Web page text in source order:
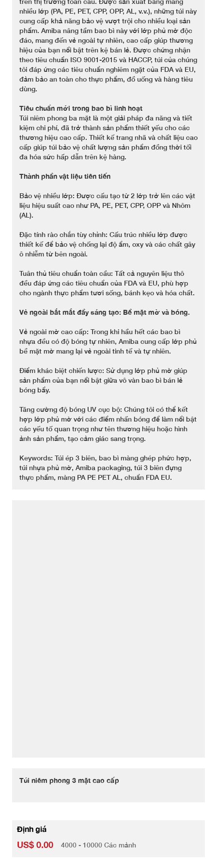
nhiều lớp (PA, PE, PET, CPP, OPP, AL, v.v.), những túi này
cung cấp khả năng bảo vệ vượt trội cho nhiều loại sản
phẩm. Amiba nâng tầm bao bì này với lớp phủ mờ độc
đáo, mang đến vẻ ngoài tự nhiên, cao cấp giúp thương
hiệu của bạn nổi bật trên kệ bán lẻ. Được chứng nhận
theo tiêu chuẩn ISO 9001-2015 và HACCP, túi của chúng
tôi đáp ứng các tiêu chuẩn nghiêm ngặt của FDA và EU,
đảm bảo an toàn cho thực phẩm, đồ uống và hàng tiêu
dùng.
Tiêu chuẩn mới trong bao bì linh hoạt
Túi niêm phong ba mặt là một giải pháp đa năng và tiết
kiệm chi phí, đã trở thành sản phẩm thiết yếu cho các
thương hiệu cao cấp. Thiết kế trang nhã và chất liệu cao
cấp giúp túi bảo vệ chất lượng sản phẩm đồng thời tối
đa hóa sức hấp dẫn trên kệ hàng.
Thành phần vật liệu tiên tiến
Bảo vệ nhiều lớp: Được cấu tạo từ 2 lớp trở lên các vật
liệu hiệu suất cao như PA, PE, PET, CPP, OPP và Nhôm
(AL).
Đặc tính rào chắn tùy chỉnh: Cấu trúc nhiều lớp được
thiết kế để bảo vệ chống lại độ ẩm, oxy và các chất gây
ô nhiễm từ bên ngoài.
Tuân thủ tiêu chuẩn toàn cầu: Tất cả nguyên liệu thô
đều đáp ứng các tiêu chuẩn của FDA và EU, phù hợp
cho ngành thực phẩm tươi sống, bánh kẹo và hóa chất.
Vẻ ngoài bắt mắt đầy sáng tạo: Bề mặt mờ và bóng.
Vẻ ngoài mờ cao cấp: Trong khi hầu hết các bao bì
nhựa đều có độ bóng tự nhiên, Amiba cung cấp lớp phủ
bề mặt mờ mang lại vẻ ngoài tinh tế và tự nhiên.
Điểm khác biệt chiến lược: Sử dụng lớp phủ mờ giúp
sản phẩm của bạn nổi bật giữa vô vàn bao bì bán lẻ
bóng bẩy.
Tăng cường độ bóng UV cục bộ: Chúng tôi có thể kết
hợp lớp phủ mờ với các điểm nhấn bóng để làm nổi bật
các yếu tố quan trọng như tên thương hiệu hoặc hình
ảnh sản phẩm, tạo cảm giác sang trọng.
Keywords: Túi ép 3 biên, bao bì màng ghép phức hợp,
túi nhựa phủ mờ, Amiba packaging, túi 3 biên đựng
thực phẩm, màng PA PE PET AL, chuẩn FDA EU.
Túi niêm phong 3 mặt cao cấp
Định giá
US$ 0.00 4000 - 10000 Các mảnh